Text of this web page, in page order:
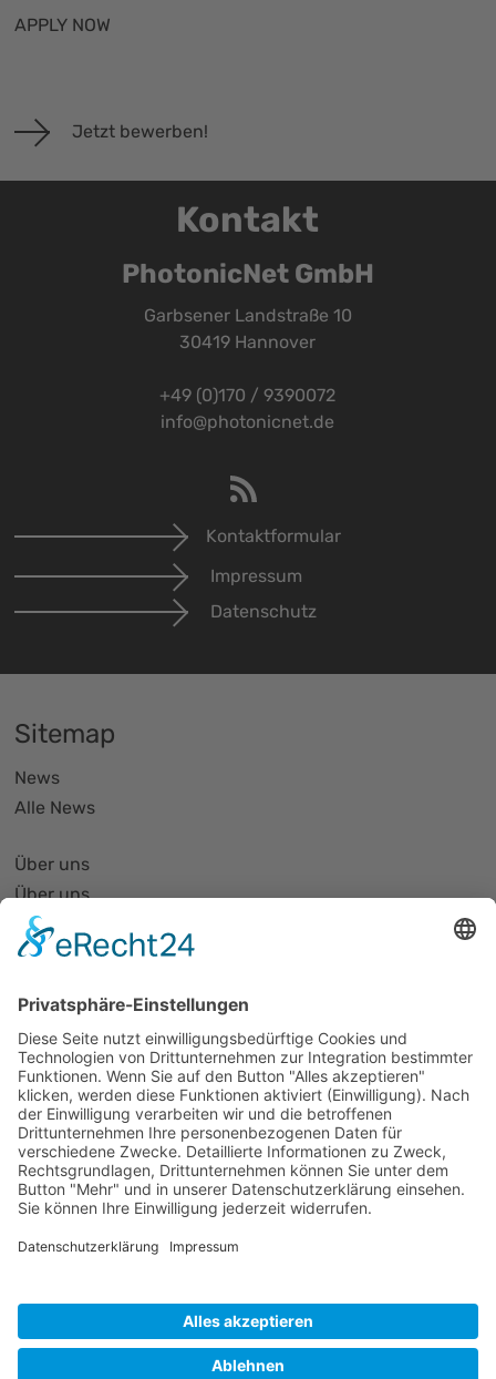
APPLY NOW
Jetzt bewerben!
Kontakt
PhotonicNet GmbH
Garbsener Landstraße 10
30419 Hannover
+49 (0)170 / 9390072
info@photonicnet.de
Kontaktformular
Impressum
Datenschutz
Sitemap
News
Alle News
Über uns
Über uns
PhotonicNet:work - 1. Netzwerktreffen
Organisationsform
Partnernetze
Mitglied werden
Projekte
Veranstaltungen
Alle Veranstaltungen
Jobs
Alle Jobs
Kontakt
Impressum